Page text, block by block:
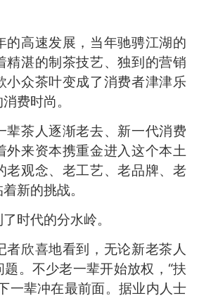
高速发展，当年驰骋江湖的
精湛的制茶技艺、独到的营销
小众茶叶变成了消费者津津乐
费时尚。
茶人逐渐老去、新一代消费
外来资本携重金进入这个本土
老观念、老工艺、老品牌、老
新的挑战。
代的分水岭。
欣喜地看到，无论新老茶人
。不少老一辈开始放权，“扶
一辈冲在最前面。据业内人士